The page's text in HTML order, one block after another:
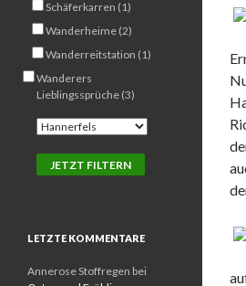
Schäferkarren (1)
Wanderheime (2)
Wanderreitstation (1)
Wanderers
Lieblingssprüche (3)
LETZTE KOMMENTARE
Annerose Stoffregen bei